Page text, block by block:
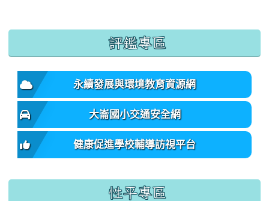
:::
評鑑專區
永續發展與環境教育資源網
大崙國小交通安全網
健康促進學校輔導訪視平台
性平專區